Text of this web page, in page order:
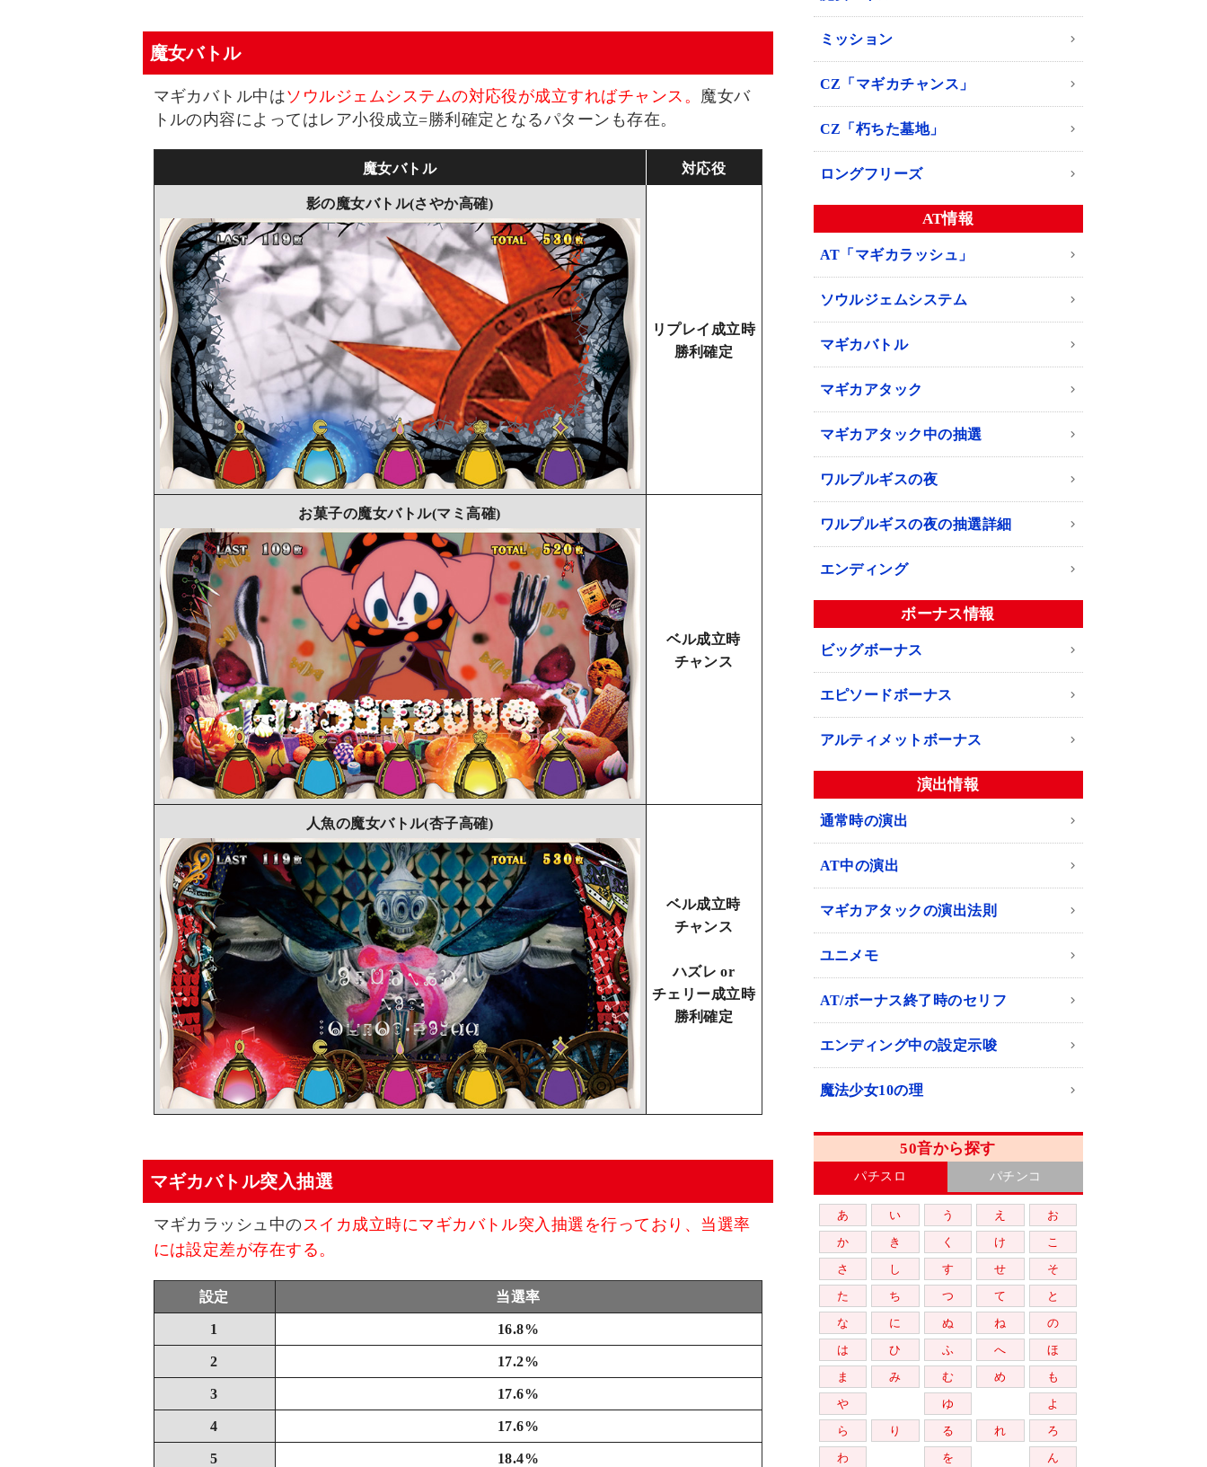
魔女バトル
マギカバトル中はソウルジェムシステムの対応役が成立すればチャンス。 魔女バ
トルの内容によってはレア小役成立=勝利確定となるパターンも存在。
魔女バトル 対応役
影の魔女バトル(さやか高確)
リプレイ成立時
勝利確定
お菓子の魔女バトル(マミ高確)
ベル成立時
チャンス
人魚の魔女バトル(杏子高確)
ベル成立時
チャンス
ハズレ or
チェリー成立時
勝利確定
マギカバトル突入抽選
マギカラッシュ中の スイカ成立時にマギカバトル突入抽選を行っており、当選率
には設定差が存在する。
設定 当選率
1 16.8%
2 17.2%
3 17.6%
4 17.6%
5 18.4%
ミッション
CZ「マギカチャンス」
CZ「朽ちた墓地」
ロングフリーズ
AT情報
AT「マギカラッシュ」
ソウルジェムシステム
マギカバトル
マギカアタック
マギカアタック中の抽選
ワルプルギスの夜
ワルプルギスの夜の抽選詳細
エンディング
ボーナス情報
ビッグボーナス
エピソードボーナス
アルティメットボーナス
演出情報
通常時の演出
AT中の演出
マギカアタックの演出法則
ユニメモ
AT/ボーナス終了時のセリフ
エンディング中の設定示唆
魔法少女10の理
50音から探す
パチスロ パチンコ
あ い う え
お
か
き く け
こ
さ
し す せ
そ
た
ち つ て
と
な
に ぬ ね
の
は
ひ ふ へ
ほ
ま
み む め
も
や
ゆ
よ
ら
り る れ
ろ
わ
を ん